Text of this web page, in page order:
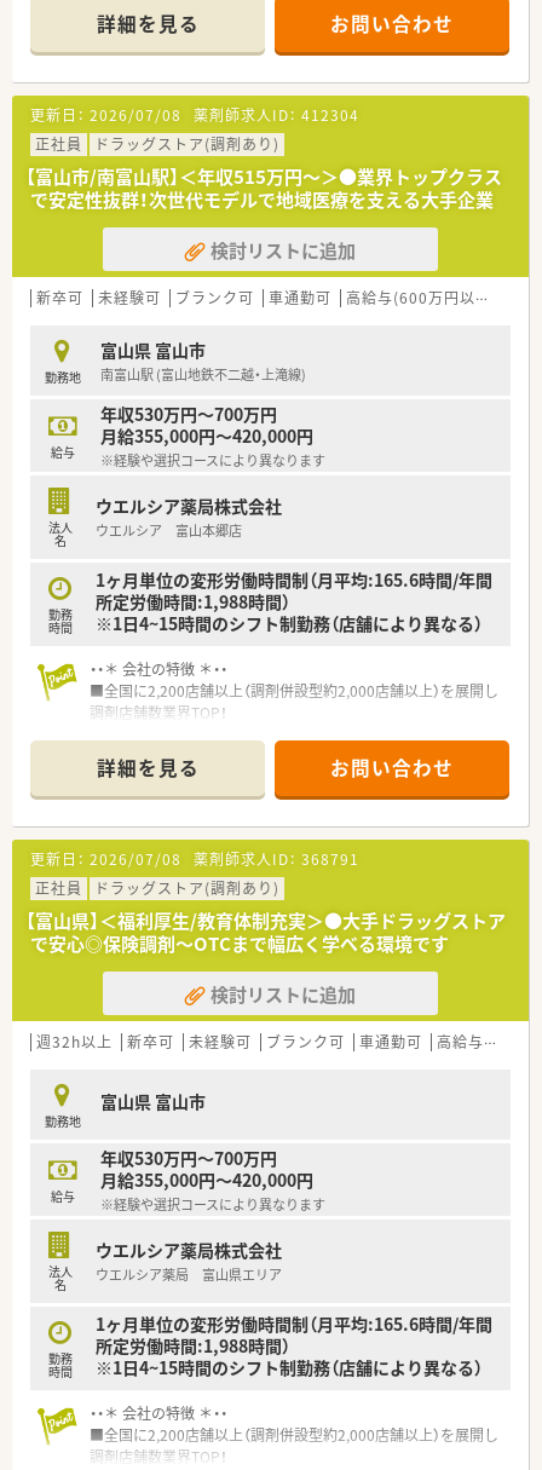
頑張り次第で高給与も可能！
■経験や勤務コースによりますが、経験の少ない方でも500万前
半スタートと業界TOP水準！
■職種や職域に合わせ、豊富な社内研修や外部組織と連携した研
修を用意されています
■薬剤師が中心の会社だからこそ活躍できるキャリアパスが多
種多様に用意されています。
■店舗拡大に伴い、エリアマネジャーや営業部長等のマネジメン
トのポジションも増えます。
■在宅や教育等の専門性を活かせるスペシャリストを目指すこ
とも可能です。
■その他にも、管理部門や商品部門等の本社スタッフなど活動領
域は多種多様です。
■在宅実施店舗は年々増加しており、在宅医療へもしっかりと関
■育児休暇は3歳まで取得が可能で、時短制度は小学5年生まで
時短勤務ができるよう変更予定です。
■年間休日が120日とワークライフバランスが整っています
■日用品から常備薬まで、従業員割引制度など嬉しいメリットも
たくさんあります！
詳細を見る お問い合わせ
更新日： 2026/07/08 薬剤師求人ID： 412304
正社員
ドラッグストア(調剤あり)
【富山市/南富山駅】＜年収515万円～＞●業界トップクラス
で安定性抜群！次世代モデルで地域医療を支える大手企業
検討リストに追加
新卒可 未経験可 ブランク可 車通勤可 高給与(600万円以上)
勤務地
富山県 富山市
南富山駅 (富山地鉄不二越・上滝線)
給与
年収530万円～700万円
月給355,000円～420,000円
※経験や選択コースにより異なります
法人
名
ウエルシア薬局株式会社
ウエルシア 富山本郷店
勤務
時間
1ヶ月単位の変形労働時間制（月平均:165.6時間/年間
所定労働時間:1,988時間）
※1日4~15時間のシフト制勤務（店舗により異なる）
・・＊ 会社の特徴 ＊・・
■全国に2,200店舗以上（調剤併設型約2,000店舗以上）を展開し
調剤店舗数業界TOP！
頑張り次第で高給与も可能！
■経験や勤務コースによりますが、経験の少ない方でも500万前
半スタートと業界TOP水準！
■職種や職域に合わせ、豊富な社内研修や外部組織と連携した研
修を用意されています
■薬剤師が中心の会社だからこそ活躍できるキャリアパスが多
種多様に用意されています。
■店舗拡大に伴い、エリアマネジャーや営業部長等のマネジメン
トのポジションも増えます。
■在宅や教育等の専門性を活かせるスペシャリストを目指すこ
とも可能です。
■その他にも、管理部門や商品部門等の本社スタッフなど活動領
域は多種多様です。
■在宅実施店舗は年々増加しており、在宅医療へもしっかりと関
時短勤務ができるよう変更予定です。
■日用品から常備薬まで、従業員割引制度など嬉しいメリットも
たくさんあります！
詳細を見る お問い合わせ
更新日： 2026/07/08 薬剤師求人ID： 368791
正社員
ドラッグストア(調剤あり)
【富山県】＜福利厚生/教育体制充実＞●大手ドラッグストア
で安心◎保険調剤～OTCまで幅広く学べる環境です
検討リストに追加
週32h以上 新卒可 未経験可 ブランク可 車通勤可 高給与(600万円以上)
勤務地
富山県 富山市
給与
年収530万円～700万円
月給355,000円～420,000円
※経験や選択コースにより異なります
法人
名
ウエルシア薬局株式会社
ウエルシア薬局 富山県エリア
勤務
時間
1ヶ月単位の変形労働時間制（月平均:165.6時間/年間
所定労働時間:1,988時間）
※1日4~15時間のシフト制勤務（店舗により異なる）
・・＊ 会社の特徴 ＊・・
■全国に2,200店舗以上（調剤併設型約2,000店舗以上）を展開し
調剤店舗数業界TOP！